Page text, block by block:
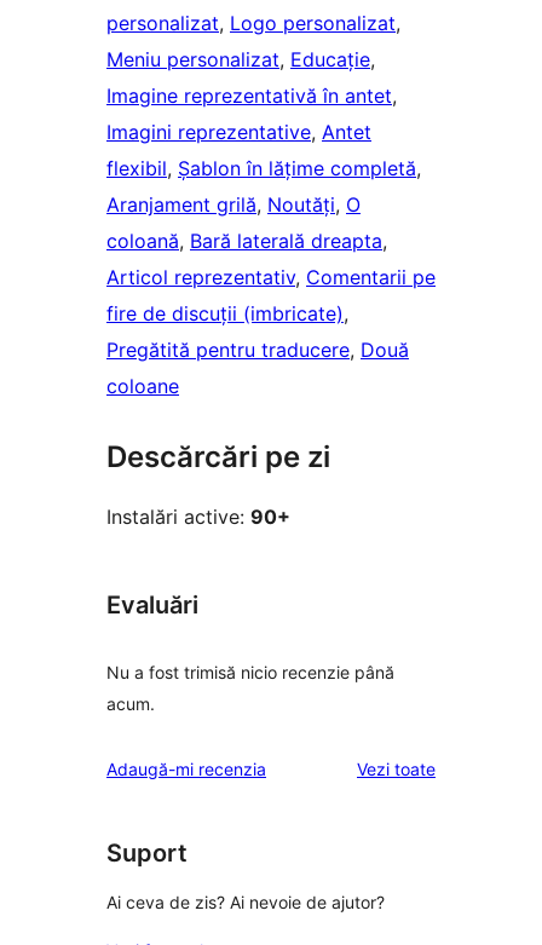
personalizat, Logo personalizat
Meniu personalizat, Educație
Imagine reprezentativă în antet
Imagini reprezentative, Antet
flexibil, Șablon în lățime completă
Aranjament grilă, Noutăți, O
coloană, Bară laterală dreapta
Articol reprezentativ, Comentarii pe
fire de discuții (imbricate)
Pregătită pentru traducere, Două
coloane
Descărcări pe zi
Instalări active: 90+
Evaluări
Nu a fost trimisă nicio recenzie până
acum.
Adaugă-mi recenzia Vezi toaterecenziile
Suport
Ai ceva de zis? Ai nevoie de ajutor?